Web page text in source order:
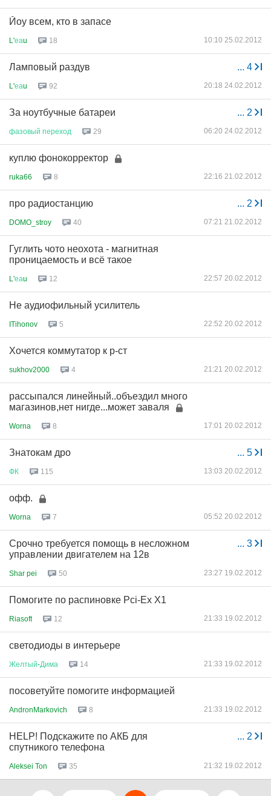
Йоу всем, кто в запасе
L'еаu 18 10:10 25.02.2012
... 4
Ламповый раздув
L'еаu 92 20:18 24.02.2012
... 2
За ноутбучные батареи
фазовый переход 29 06:20 24.02.2012
куплю фонокорректор
ruka66 8 22:16 21.02.2012
... 2
про радиостанцию
DOMO_stroy 40 07:21 21.02.2012
Гуглить чото неохота - магнитная
проницаемость и всё такое
L'еаu 12 22:57 20.02.2012
Не аудиофильный усилитель
ITihonov 5 22:52 20.02.2012
Хочется коммутатор к р-ст
sukhov2000 4 21:21 20.02.2012
рассыпался линейный..объездил много
магазинов,нет нигде...может заваля
Worna 8 17:01 20.02.2012
... 5
Знатокам дро
ФК 115 13:03 20.02.2012
офф.
Worna 7 05:52 20.02.2012
... 3
Срочно требуется помощь в несложном
управлении двигателем на 12в
Shar pei 50 23:27 19.02.2012
Помогите по распиновке Pci-Ex X1
Riasoft 12 21:33 19.02.2012
светодиоды в интерьере
Желтый-Дима 14 21:33 19.02.2012
посоветуйте помогите информацией
AndronMarkovich 8 21:33 19.02.2012
... 2
HELP! Подскажите по АКБ для
спутникого телефона
Aleksei Ton 35 21:32 19.02.2012